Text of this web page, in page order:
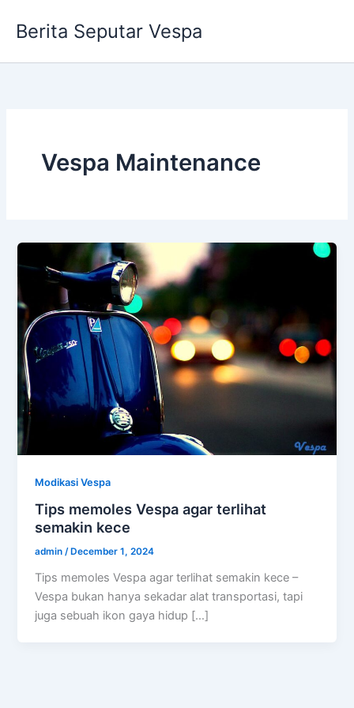
Berita Seputar Vespa
Vespa Maintenance
Modikasi Vespa
Tips memoles Vespa agar terlihat
semakin kece
admin/ December 1, 2024
Tips memoles Vespa agar terlihat semakin kece –
Vespa bukan hanya sekadar alat transportasi, tapi
juga sebuah ikon gaya hidup […]